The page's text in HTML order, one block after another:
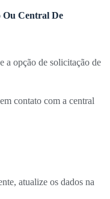
Ou Central De
a opção de solicitação de
contato com a central
atualize os dados na